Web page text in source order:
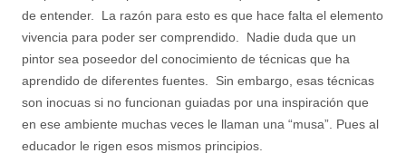
de entender. La razón para esto es que hace falta el elemento
vivencia para poder ser comprendido. Nadie duda que un
pintor sea poseedor del conocimiento de técnicas que ha
aprendido de diferentes fuentes. Sin embargo, esas técnicas
son inocuas si no funcionan guiadas por una inspiración que
en ese ambiente muchas veces le llaman una “musa”. Pues al
educador le rigen esos mismos principios.